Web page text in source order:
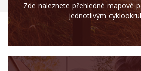
Zde naleznete přehledné mapové
jednotlivým